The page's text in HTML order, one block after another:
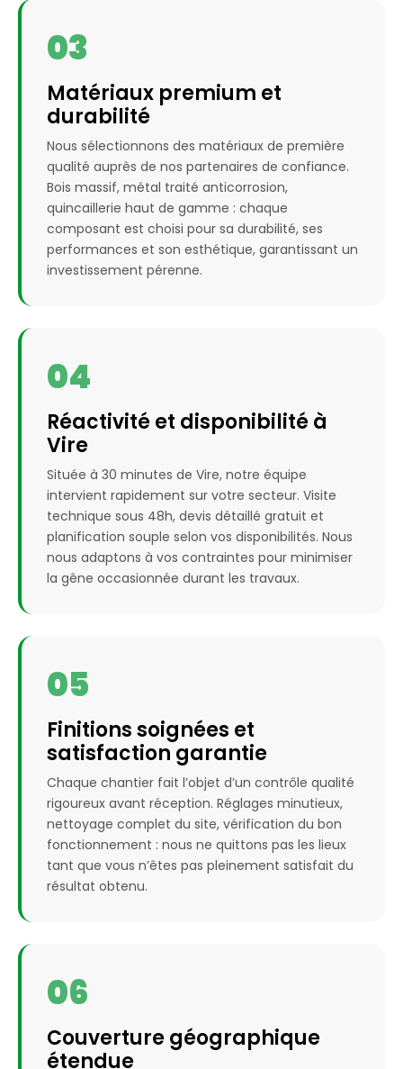
03
Matériaux premium et
durabilité
Nous sélectionnons des matériaux de première
qualité auprès de nos partenaires de confiance.
Bois massif, métal traité anticorrosion,
quincaillerie haut de gamme : chaque
composant est choisi pour sa durabilité, ses
performances et son esthétique, garantissant un
investissement pérenne.
04
Réactivité et disponibilité à
Vire
Située à 30 minutes de Vire, notre équipe
intervient rapidement sur votre secteur. Visite
technique sous 48h, devis détaillé gratuit et
planification souple selon vos disponibilités. Nous
nous adaptons à vos contraintes pour minimiser
la gêne occasionnée durant les travaux.
05
Finitions soignées et
satisfaction garantie
Chaque chantier fait l’objet d’un contrôle qualité
rigoureux avant réception. Réglages minutieux,
nettoyage complet du site, vérification du bon
fonctionnement : nous ne quittons pas les lieux
tant que vous n’êtes pas pleinement satisfait du
résultat obtenu.
06
Couverture géographique
étendue